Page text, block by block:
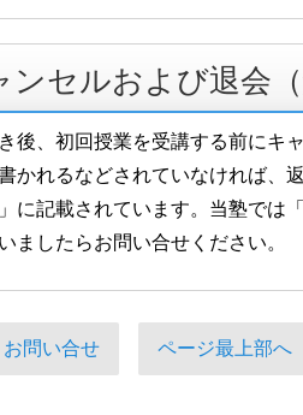
ンセルおよび退会
後、初回授業を受講する前にキ
かれるなどされていなければ、
」に記載されています。当塾で
ましたらお問い合せください。
問い合せ ページ最上部へ